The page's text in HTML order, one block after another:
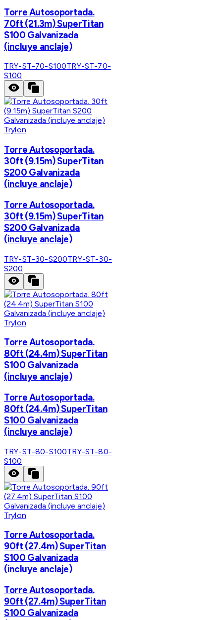
Torre Autosoportada.
70ft (21.3m) SuperTitan
S100 Galvanizada
(incluye anclaje)
TRY-ST-70-S100TRY-ST-70-
S100
Trylon
Torre Autosoportada.
30ft (9.15m) SuperTitan
S200 Galvanizada
(incluye anclaje)
Torre Autosoportada.
30ft (9.15m) SuperTitan
S200 Galvanizada
(incluye anclaje)
TRY-ST-30-S200TRY-ST-30-
S200
Trylon
Torre Autosoportada.
80ft (24.4m) SuperTitan
S100 Galvanizada
(incluye anclaje)
Torre Autosoportada.
80ft (24.4m) SuperTitan
S100 Galvanizada
(incluye anclaje)
TRY-ST-80-S100TRY-ST-80-
S100
Trylon
Torre Autosoportada.
90ft (27.4m) SuperTitan
S100 Galvanizada
(incluye anclaje)
Torre Autosoportada.
90ft (27.4m) SuperTitan
S100 Galvanizada